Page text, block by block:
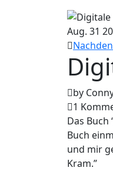
Aug. 31
by
1
Das Buch
Buch
und mir
Kram.”